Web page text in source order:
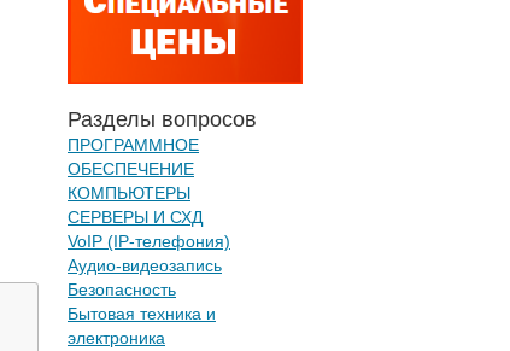
Разделы вопросов
ПРОГРАММНОЕ
ОБЕСПЕЧЕНИЕ
КОМПЬЮТЕРЫ
СЕРВЕРЫ И СХД
VoIP (IP-телефония)
Аудио-видеозапись
Безопасность
Бытовая техника и
электроника